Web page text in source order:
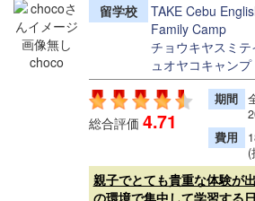
choco
留学校
TAKE Cebu
Family Camp
チョウキヤスミ
ュオヤコキャンプ
総合評価 4.71
期間
費用
(
親子でとても貴重な体験が
の環境で集中して学習する